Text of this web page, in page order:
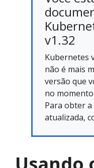
v1.32
Kubernetes
não é mais
versão que
no
Para obter
atualizada,